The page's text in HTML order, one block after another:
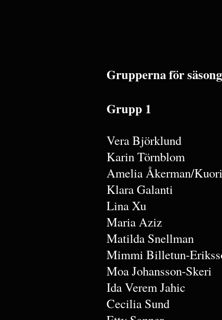
Grupperna för
Grupp 1
Vera Björklund
Karin Törnblom
Amelia Åkerman/
Klara Galanti
Lina Xu
Maria Aziz
Matilda Snellman
Mimmi Billetun-
Moa Johansson-Skeri
Ida Verem Jahic
Cecilia Sund